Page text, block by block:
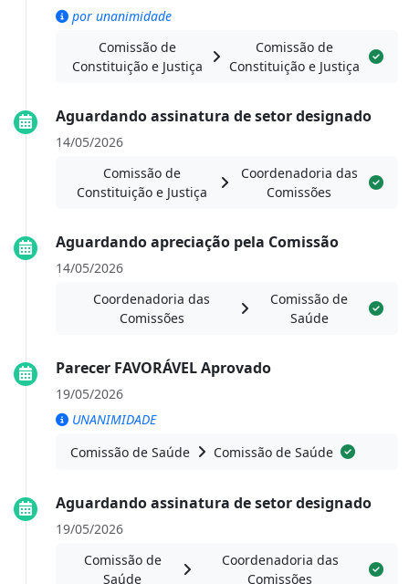
por unanimidade
Comissão de
Constituição e Justiça
Comissão de
Constituição e Justiça
Aguardando assinatura de setor designado
14/05/2026
Comissão de
Constituição e Justiça
Coordenadoria das
Comissões
Aguardando apreciação pela Comissão
14/05/2026
Coordenadoria das
Comissões
Comissão de
Saúde
Parecer FAVORÁVEL Aprovado
19/05/2026
UNANIMIDADE
Comissão de Saúde
Comissão de Saúde
Aguardando assinatura de setor designado
19/05/2026
Comissão de
Saúde
Coordenadoria das
Comissões